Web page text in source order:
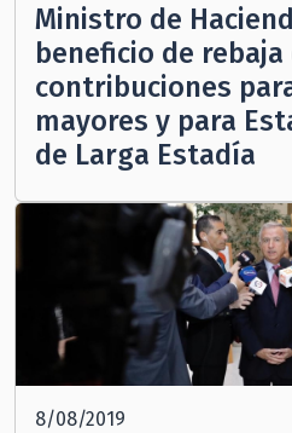
Ministro de
beneficio de rebaja
contribuciones
mayores y para
de Larga Estadía
8/08/2019